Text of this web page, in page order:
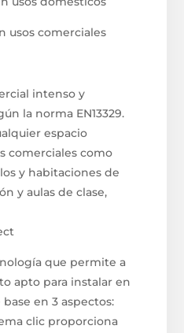
usos comerciales
intenso y
la norma EN13329.
espacio
comerciales como
y habitaciones de
y aulas de clase,
que permite a
apto para instalar en
en 3 aspectos:
clic proporciona